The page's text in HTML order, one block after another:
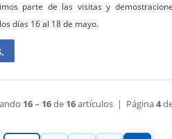
parte de las visitas y
días 16 al 18 de mayo.
16– 16de 16artículos | Página4